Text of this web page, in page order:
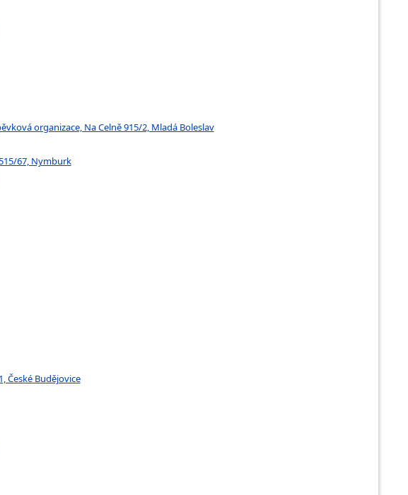
organizace, Na Celně 915/2, Mladá Boleslav
67, Nymburk
České Budějovice